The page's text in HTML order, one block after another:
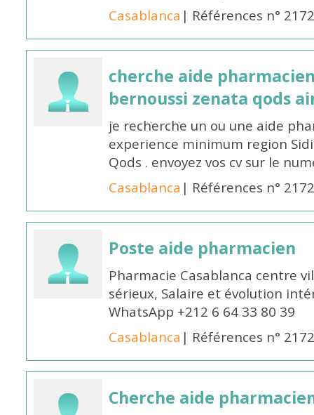
Casablanca | Références n°
cherche aide
bernoussi zenata qods
je recherche un ou une aide
experience minimum region
Qods . envoyez vos cv sur le
Casablanca | Références n°
Poste aide pharmacien
Pharmacie Casablanca centre
sérieux, Salaire et évolution
WhatsApp +212 6 64 33 80 39
Casablanca | Références n°
Cherche aide